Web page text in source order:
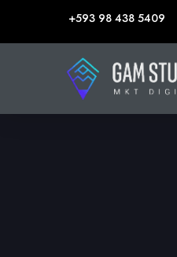
+593 98 438 5409